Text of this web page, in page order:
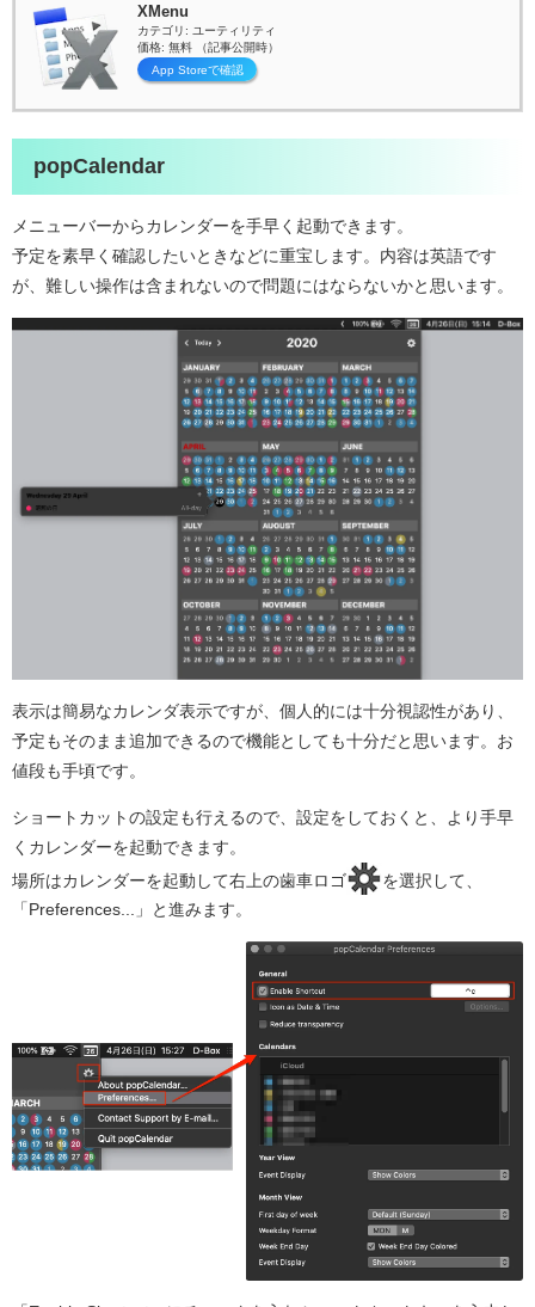
XMenu
カテゴリ: ユーティリティ
価格: 無料 （記事公開時）
App Storeで確認
popCalendar
メニューバーからカレンダーを手早く起動できます。
予定を素早く確認したいときなどに重宝します。内容は英語です
が、難しい操作は含まれないので問題にはならないかと思います。
表示は簡易なカレンダ表示ですが、個人的には十分視認性があり、
予定もそのまま追加できるので機能としても十分だと思います。お
値段も手頃です。
ショートカットの設定も行えるので、設定をしておくと、より手早
くカレンダーを起動できます。
場所はカレンダーを起動して右上の歯車ロゴ
を選択して、
「Preferences...」と進みます。